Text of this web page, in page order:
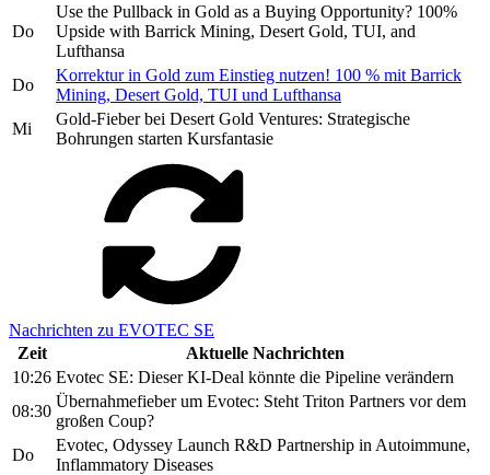
Do
Use the Pullback in Gold as a Buying Opportunity? 100%
Upside with Barrick Mining, Desert Gold, TUI, and
Lufthansa
Do
Korrektur in Gold zum Einstieg nutzen! 100 % mit Barrick
Mining, Desert Gold, TUI und Lufthansa
Mi
Gold-Fieber bei Desert Gold Ventures: Strategische
Bohrungen starten Kursfantasie
Nachrichten zu EVOTEC SE
Zeit
Aktuelle Nachrichten
10:26 Evotec SE: Dieser KI-Deal könnte die Pipeline verändern
08:30
Übernahmefieber um Evotec: Steht Triton Partners vor dem
großen Coup?
Do
Evotec, Odyssey Launch R&D Partnership in Autoimmune,
Inflammatory Diseases